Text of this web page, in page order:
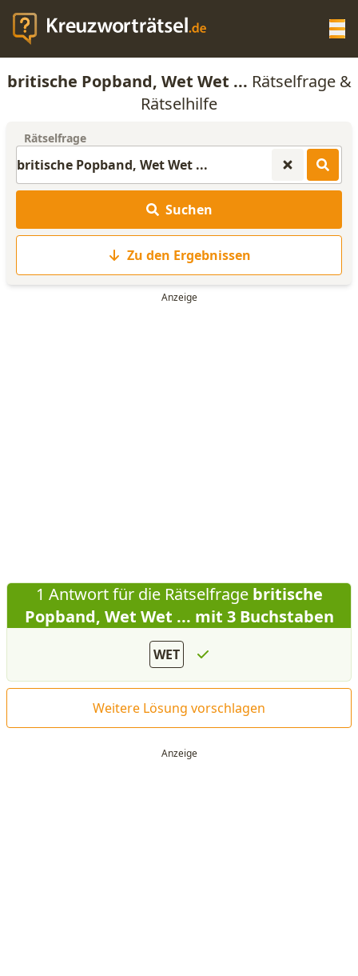
KREUZWORTRÄTSEL-HILFE
ANAGRAMM-GENERATOR
WORTLISTE
britische Popband, Wet Wet ... Rätselfrage &
Rätselhilfe
Rätselfrage
Suchen
Zu den Ergebnissen
1 Antwort für die Rätselfragebritische
Popband, Wet Wet ... mit 3 Buchstaben
WET
Weitere Lösung vorschlagen